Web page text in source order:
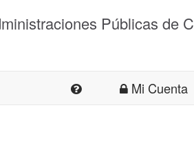
Públicas de
Mi Cuenta